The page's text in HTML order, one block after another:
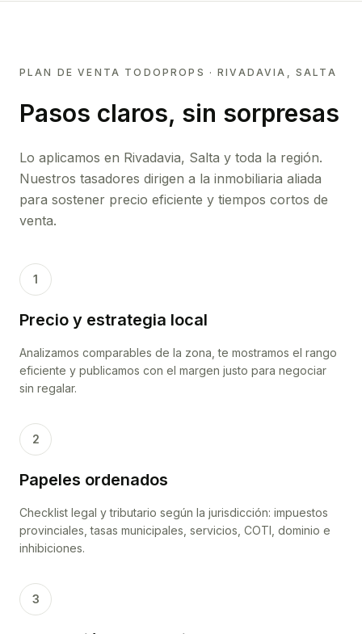
PLAN DE VENTA TODOPROPS ·RIVADAVIA, SALTA
Pasos claros, sin sorpresas
Lo aplicamos en Rivadavia, Salta y toda la región.
Nuestros tasadores dirigen a la inmobiliaria aliada
para sostener precio eficiente y tiempos cortos de
venta.
1
Precio y estrategia local
Analizamos comparables de la zona, te mostramos el rango
eficiente y publicamos con el margen justo para negociar
sin regalar.
2
Papeles ordenados
Checklist legal y tributario según la jurisdicción: impuestos
provinciales, tasas municipales, servicios, COTI, dominio e
inhibiciones.
3